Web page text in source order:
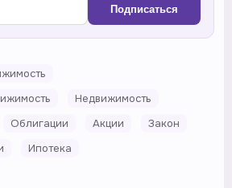
Подписаться
Недвижимость
Облигации Акции
Закон
Ипотека